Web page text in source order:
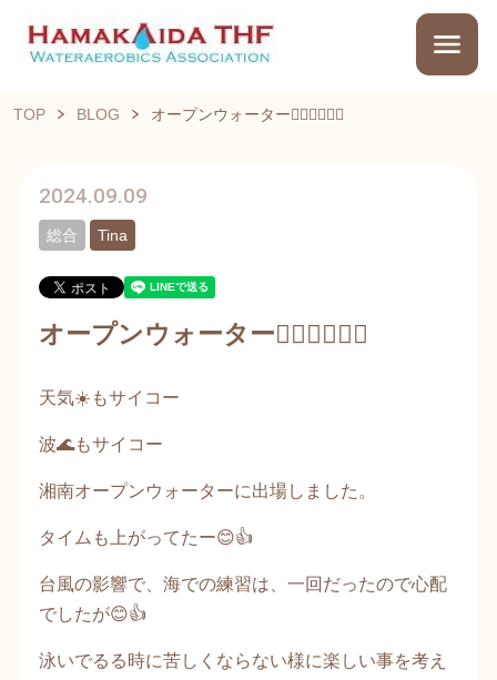
TOP BLOG オープンウォーター🏊‍♀️🏊‍♀️🏊‍♀️
2024.09.09
総合 Tina
オープンウォーター🏊‍♀️🏊‍♀️🏊‍♀️
天気☀️もサイコー
波🌊もサイコー
湘南オープンウォーターに出場しました。
タイムも上がってたー😊👍
台風の影響で、海での練習は、一回だったので心配
でしたが😊👍
泳いでるる時に苦しくならない様に楽しい事を考え